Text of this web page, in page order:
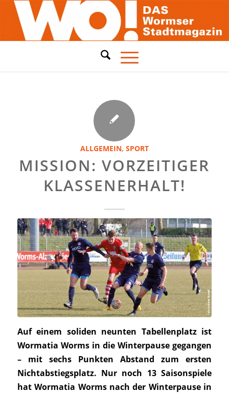
ALLGEMEIN, SPORT
MISSION: VORZEITIGER
KLASSENERHALT!
Auf einem soliden neunten Tabellenplatz ist
Wormatia Worms in die Winterpause gegangen
– mit sechs Punkten Abstand zum ersten
Nichtabstiegsplatz. Nur noch 13 Saisonspiele
hat Wormatia Worms nach der Winterpause in